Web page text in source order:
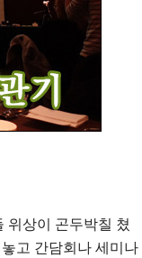
위상이 곤두박칠 쳤
고 간담회나 세미나